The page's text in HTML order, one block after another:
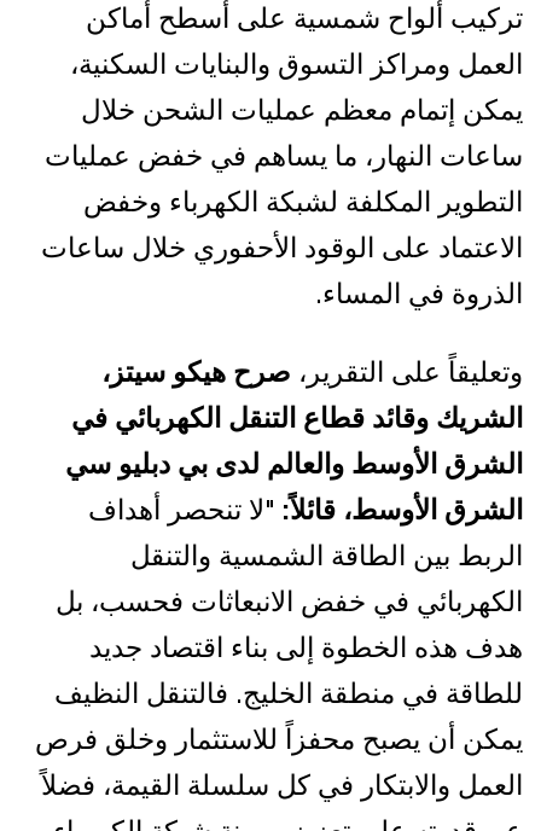
تركيب ألواح شمسية على أسطح أماكن
العمل ومراكز التسوق والبنايات السكنية،
يمكن إتمام معظم عمليات الشحن خلال
ساعات النهار، ما يساهم في خفض عمليات
التطوير المكلفة لشبكة الكهرباء وخفض
الاعتماد على الوقود الأحفوري خلال ساعات
الذروة في المساء.
وتعليقاً على التقرير، صرح هيكو سيتز،
الشريك وقائد قطاع التنقل الكهربائي في
الشرق الأوسط والعالم لدى بي دبليو سي
الشرق الأوسط، قائلاً: "لا تنحصر أهداف
الربط بين الطاقة الشمسية والتنقل
الكهربائي في خفض الانبعاثات فحسب، بل
هدف هذه الخطوة إلى بناء اقتصاد جديد
للطاقة في منطقة الخليج. فالتنقل النظيف
يمكن أن يصبح محفزاً للاستثمار وخلق فرص
العمل والابتكار في كل سلسلة القيمة، فضلاً